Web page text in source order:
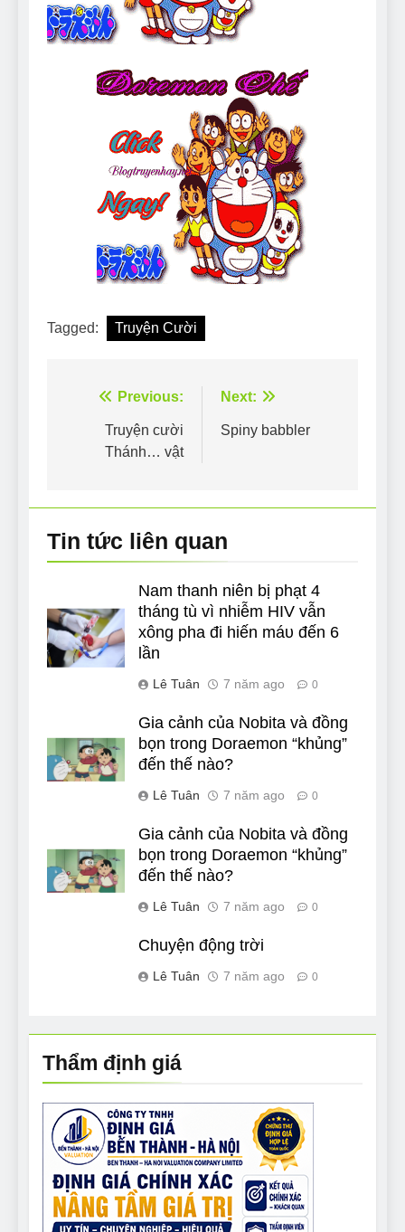
Tagged: Truyện Cười
Điều
hướng
Previous:
Truyện cười
Thánh… vật
Next:
Spiny babbler
Tin tức liên quan
Nam thanh niên bị phạt 4
tháng tù vì nhiễm HIV vẫn
xông pha đi hiến máυ đến 6
lần
Lê Tuân 7 năm ago 0
Gia cảnh của Nobita và đồng
bọn trong Doraemon “khủng”
đến thế nào?
Lê Tuân 7 năm ago 0
Gia cảnh của Nobita và đồng
bọn trong Doraemon “khủng”
đến thế nào?
Lê Tuân 7 năm ago 0
Chuyện động trời
Lê Tuân 7 năm ago 0
Thẩm định giá